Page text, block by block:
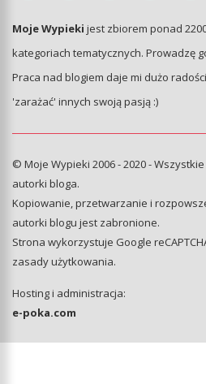
Moje Wypieki jest zbiorem ponad
kategoriach tematycznych. Prowadzę
Praca nad blogiem daje mi dużo
'zarażać' innych swoją pasją :)
© Moje Wypieki 2006 - 2020 -
autorki bloga.
Kopiowanie, przetwarzanie i
autorki blogu jest zabronione.
Strona wykorzystuje Google
zasady użytkowania.
Hosting i administracja:
e-poka.com